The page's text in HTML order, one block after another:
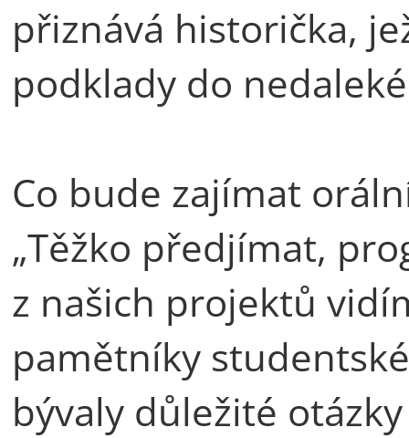
přiznává historička,
podklady do
Co bude zajímat
„Těžko předjímat,
z našich projektů
pamětníky
bývaly důležité